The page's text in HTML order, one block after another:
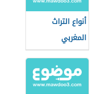
أنواع التراث
المغربي